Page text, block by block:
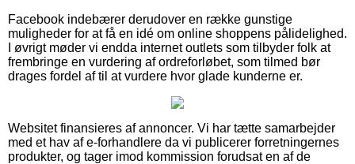
Facebook indebærer derudover en række gunstige
muligheder for at få en idé om online shoppens pålidelighed.
I øvrigt møder vi endda internet outlets som tilbyder folk at
frembringe en vurdering af ordreforløbet, som tilmed bør
drages fordel af til at vurdere hvor glade kunderne er.
Websitet finansieres af annoncer. Vi har tætte samarbejder
med et hav af e-forhandlere da vi publicerer forretningernes
produkter, og tager imod kommission forudsat en af de